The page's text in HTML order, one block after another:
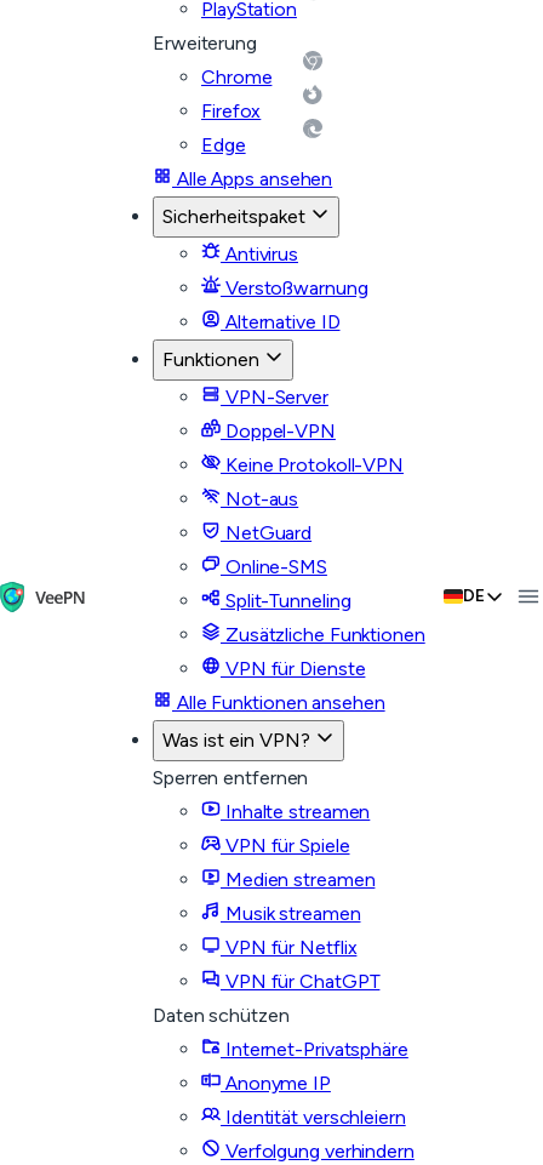
PlayStation
Erweiterung
Chrome
Firefox
Edge
Alle Apps ansehen
Sicherheitspaket
Antivirus
Verstoßwarnung
Alternative ID
Funktionen
VPN-Server
Doppel-VPN
Keine Protokoll-VPN
Not-aus
NetGuard
Online-SMS
Split-Tunneling
Zusätzliche Funktionen
VPN für Dienste
Alle Funktionen ansehen
Was ist ein VPN?
Sperren entfernen
Inhalte streamen
VPN für Spiele
Medien streamen
Musik streamen
VPN für Netflix
VPN für ChatGPT
Daten schützen
Internet-Privatsphäre
Anonyme IP
Identität verschleiern
Verfolgung verhindern
DE